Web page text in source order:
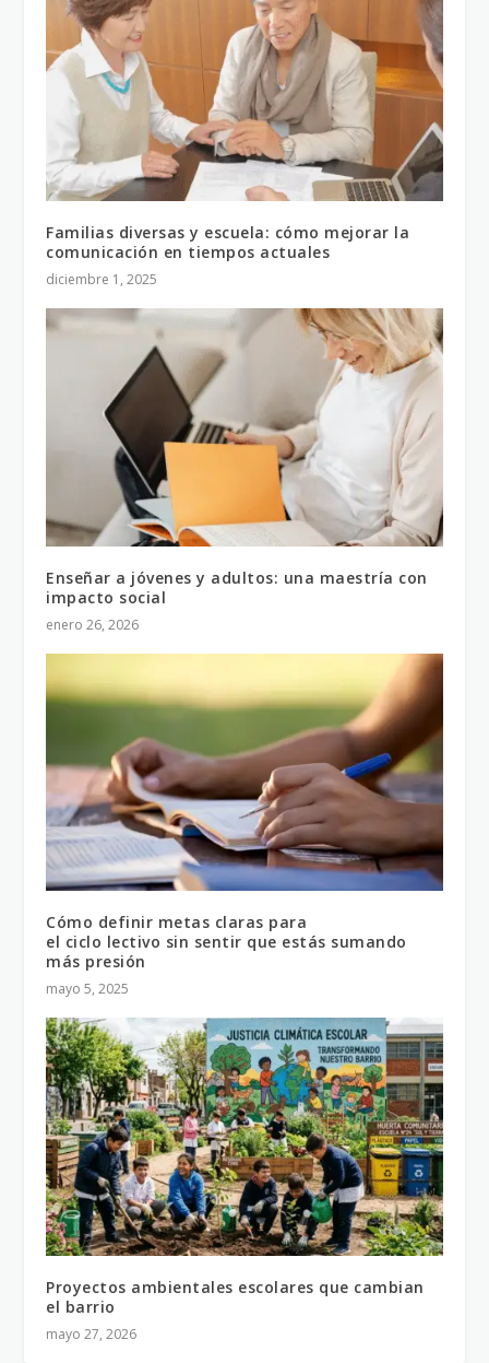
Familias diversas y escuela: cómo mejorar la
comunicación en tiempos actuales
diciembre 1, 2025
Enseñar a jóvenes y adultos: una maestría con
impacto social
enero 26, 2026
Cómo definir metas claras para
el ciclo lectivo sin sentir que estás sumando
más presión
mayo 5, 2025
Proyectos ambientales escolares que cambian
el barrio
mayo 27, 2026